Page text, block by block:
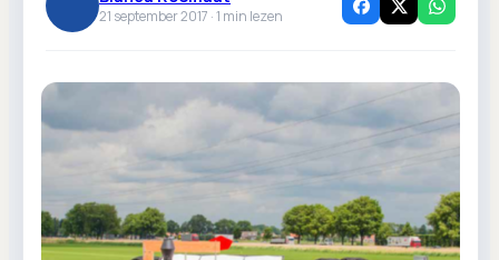
21 september 2017 ·1 min lezen